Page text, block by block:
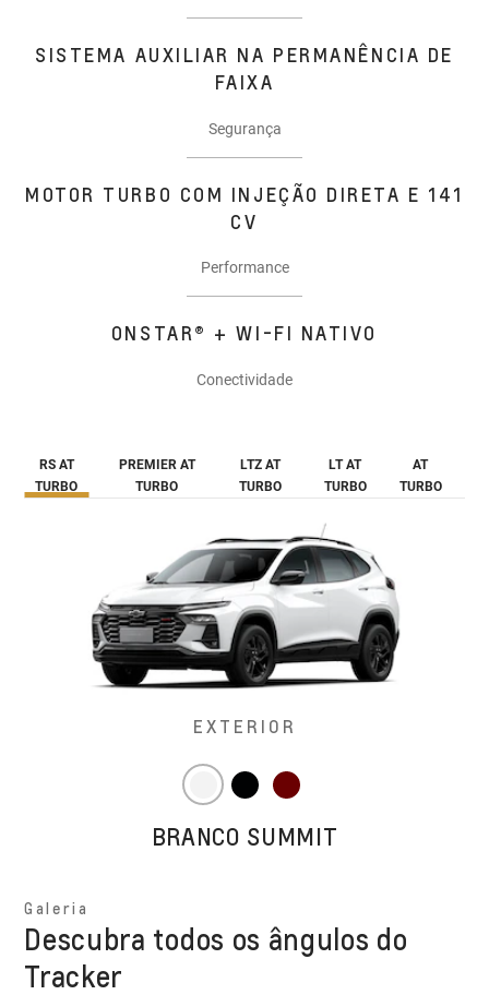
SISTEMA AUXILIAR NA PERMANÊNCIA DE
FAIXA
Segurança
MOTOR TURBO COM INJEÇÃO DIRETA E 141
CV
Performance
ONSTAR® + WI-FI NATIVO
Conectividade
RS AT
TURBO
PREMIER AT
TURBO
LTZ AT
TURBO
LT AT
TURBO
AT
TURBO
EXTERIOR
BRANCO SUMMIT
Galeria
Descubra todos os ângulos do
Tracker